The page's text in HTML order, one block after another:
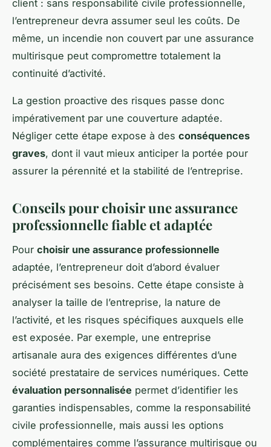
client : sans responsabilité civile professionnelle,
l’entrepreneur devra assumer seul les coûts. De
même, un incendie non couvert par une assurance
multirisque peut compromettre totalement la
continuité d’activité.
La gestion proactive des risques passe donc
impérativement par une couverture adaptée.
Négliger cette étape expose à des conséquences
graves, dont il vaut mieux anticiper la portée pour
assurer la pérennité et la stabilité de l’entreprise.
Conseils pour choisir une assurance
professionnelle fiable et adaptée
Pour choisir une assurance professionnelle
adaptée, l’entrepreneur doit d’abord évaluer
précisément ses besoins. Cette étape consiste à
analyser la taille de l’entreprise, la nature de
l’activité, et les risques spécifiques auxquels elle
est exposée. Par exemple, une entreprise
artisanale aura des exigences différentes d’une
société prestataire de services numériques. Cette
évaluation personnalisée permet d’identifier les
garanties indispensables, comme la responsabilité
civile professionnelle, mais aussi les options
complémentaires comme l’assurance multirisque ou